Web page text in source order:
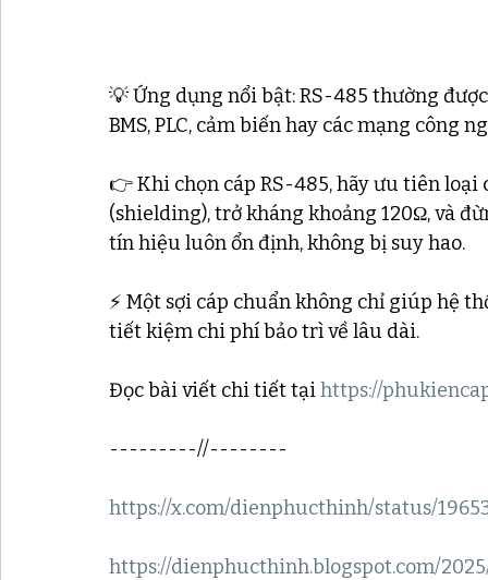
💡 Ứng dụng nổi bật: RS-485 thường
BMS, PLC, cảm biến hay các mạng công
👉 Khi chọn cáp RS-485, hãy ưu tiên
(shielding), trở kháng khoảng 120Ω, và
tín hiệu luôn ổn định, không bị suy hao.
⚡ Một sợi cáp chuẩn không chỉ giúp hệ
tiết kiệm chi phí bảo trì về lâu dài.
Đọc bài viết chi tiết tại https://
---------//--------
https://x.com/dienphucthinh/status/
https://dienphucthinh.blogspot.com/